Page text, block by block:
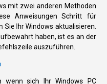
mit zwei anderen Methoden
Anweisungen Schritt für
Ihr Windows aktualisieren.
haben, ist es an der
auszuführen.
wenn sich Ihr Windows PC